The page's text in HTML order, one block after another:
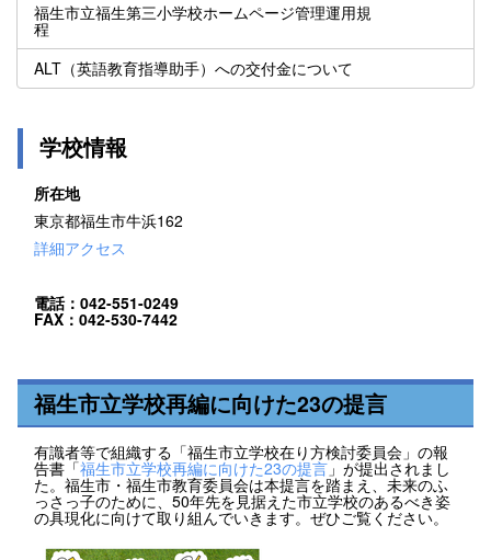
福生市立福生第三小学校ホームページ管理運用規
程
ALT（英語教育指導助手）への交付金について
学校情報
所在地
東京都福生市牛浜162
詳細アクセス
電話：042-551-0249
FAX：042-530-7442
福生市立学校再編に向けた23の提言
有識者等で組織する「福生市立学校在り方検討委員会」の報
告書「福生市立学校再編に向けた23の提言 」が提出されまし
た。福生市・福生市教育委員会は本提言を踏まえ、未来のふ
っさっ子のために、50年先を見据えた市立学校のあるべき姿
の具現化に向けて取り組んでいきます。ぜひご覧ください。